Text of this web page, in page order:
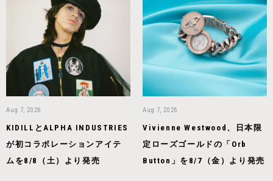
Aug 7, 2026
KIDILLとALPHA INDUSTRIES
が初コラボレーションアイテ
ムを8/8（土）より発売
Aug 7, 2026
Vivienne Westwood、日本限
定ローズゴールドの「Orb
Button」を8/7（金）より発売